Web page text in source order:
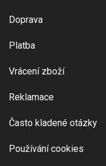
Doprava
Platba
Vrácení zboží
Reklamace
Často kladené otázky
Používání cookies